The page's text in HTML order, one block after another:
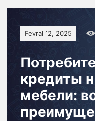
Fevral 12, 2025
кредиты
мебели: